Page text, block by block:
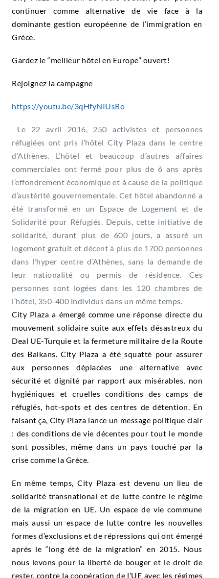
continuer comme alternative de vie face à la
dominante gestion européenne de l’immigration en
Grèce.
Gardez le “meilleur hôtel en Europe” ouvert!
Rejoignez la campagne
https://youtu.be/3qHfyNIUsRo
Le 22 avril 2016, 250 activistes et personnes
réfugiées ont pris l’hôtel City Plaza dans le centre
d’Athènes. L’hôtel et beaucoup d’autres affaires
commerciales ont fermé pour plus de 6 ans après
l’effondrement économique et à cause de la politique
d’austérité gouvernementale. Cet hôtel abandonné a
été transformé en un Espace de Logement et de
Solidarité pour Réfugiés. Depuis, cette initiative de
solidarité, durant plus de 600 jours, a assuré un
logement gratuit et décent à plus de 1700 personnes
dans l’hyper centre d’Athènes, sans la demande de
leur nationalité ou permis de résidence. Ces
personnes sont logées dans les 120 chambres de
l’hôtel, 350-400 individus dans un même temps.
City Plaza a émergé comme une réponse directe du
mouvement solidaire suite aux effets désastreux du
Deal UE-Turquie et la fermeture militaire de la Route
des Balkans. City Plaza a été squatté pour assurer
aux personnes déplacées une alternative avec
sécurité et dignité par rapport aux misérables, non
hygiéniques et cruelles conditions des camps de
réfugiés, hot-spots et des centres de détention. En
faisant ça, City Plaza lance un message politique clair
: des conditions de vie décentes pour tout le monde
sont possibles, même dans un pays touché par la
crise comme la Grèce.
En même temps, City Plaza est devenu un lieu de
solidarité transnational et de lutte contre le régime
de la migration en UE. Un espace de vie commune
mais aussi un espace de lutte contre les nouvelles
formes d’exclusions et de répressions qui ont émergé
après le “long été de la migration” en 2015. Nous
nous levons pour la liberté de bouger et le droit de
rester, contre la coopération de l’UE avec les régimes